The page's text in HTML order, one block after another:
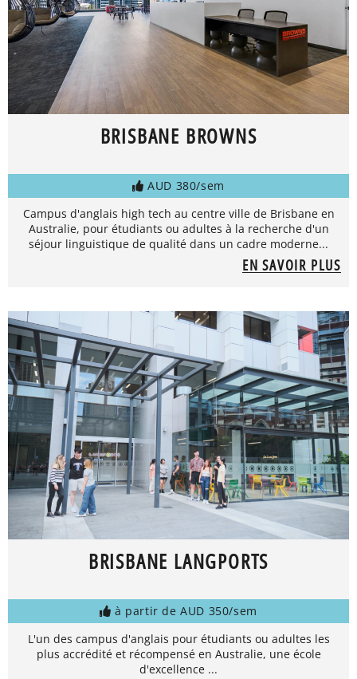
BRISBANE BROWNS
AUD 380/sem
Campus d'anglais high tech au centre ville de Brisbane en
Australie, pour étudiants ou adultes à la recherche d'un
séjour linguistique de qualité dans un cadre moderne...
EN SAVOIR PLUS
BRISBANE LANGPORTS
à partir de AUD 350/sem
L'un des campus d'anglais pour étudiants ou adultes les
plus accrédité et récompensé en Australie, une école
d'excellence ...